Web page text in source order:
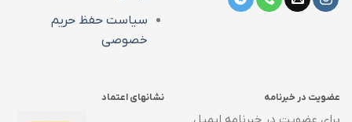
سیاست حفظ حریم
خصوصی
عضویت در خبرنامه نشانهای اعتماد